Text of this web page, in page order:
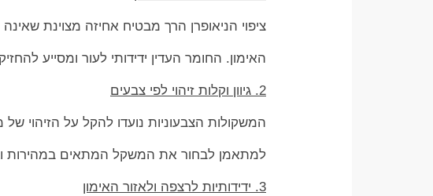
ציפוי הניאופרן הרך מבטיח אחיזה מצוינת
האימון. החומר העדין ידידותי לעור ומסייע
2. גיוון וקלות זיהוי לפי צבעים
המשקולות הצבעוניות נועדו להקל על
למתאמן לבחור את המשקל המתאים במהירות
3. ידידותיות לרצפה ולאזור האימון